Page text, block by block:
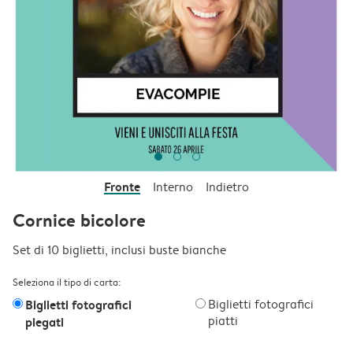
Fronte Interno Indietro
Cornice bicolore
Set di 10 biglietti, inclusi buste bianche
Seleziona il tipo di carta:
Biglietti fotografici
piegati
Biglietti fotografici
piatti